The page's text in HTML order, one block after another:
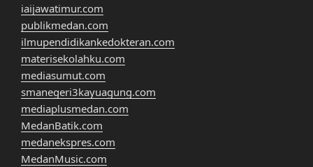
iaijawatimur.com
publikmedan.com
ilmupendidikankedokteran.com
materisekolahku.com
mediasumut.com
smanegeri3kayuagung.com
mediaplusmedan.com
MedanBatik.com
medanekspres.com
MedanMusic.com